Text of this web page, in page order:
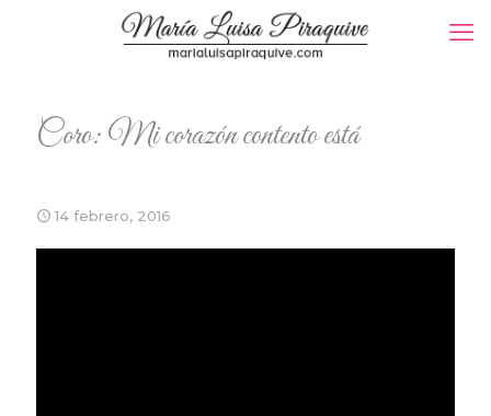
Coro: Mi corazón contento está
14 febrero, 2016